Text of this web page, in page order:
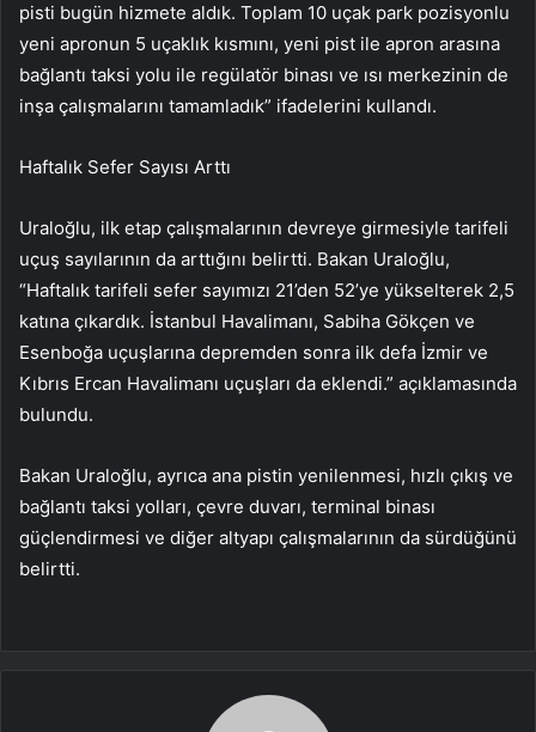
pisti bugün hizmete aldık. Toplam 10 uçak park pozisyonlu
yeni apronun 5 uçaklık kısmını, yeni pist ile apron arasına
bağlantı taksi yolu ile regülatör binası ve ısı merkezinin de
inşa çalışmalarını tamamladık” ifadelerini kullandı.
Haftalık Sefer Sayısı Arttı
Uraloğlu, ilk etap çalışmalarının devreye girmesiyle tarifeli
uçuş sayılarının da arttığını belirtti. Bakan Uraloğlu,
“Haftalık tarifeli sefer sayımızı 21’den 52’ye yükselterek 2,5
katına çıkardık. İstanbul Havalimanı, Sabiha Gökçen ve
Esenboğa uçuşlarına depremden sonra ilk defa İzmir ve
Kıbrıs Ercan Havalimanı uçuşları da eklendi.” açıklamasında
bulundu.
Bakan Uraloğlu, ayrıca ana pistin yenilenmesi, hızlı çıkış ve
bağlantı taksi yolları, çevre duvarı, terminal binası
güçlendirmesi ve diğer altyapı çalışmalarının da sürdüğünü
belirtti.